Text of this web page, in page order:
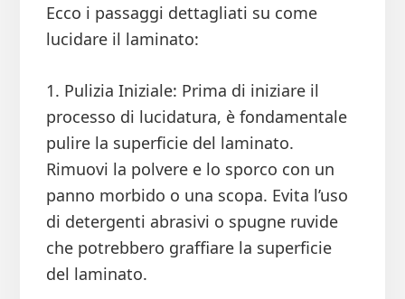
Ecco i passaggi dettagliati su come
lucidare il laminato:
1. Pulizia Iniziale: Prima di iniziare il
processo di lucidatura, è fondamentale
pulire la superficie del laminato.
Rimuovi la polvere e lo sporco con un
panno morbido o una scopa. Evita l’uso
di detergenti abrasivi o spugne ruvide
che potrebbero graffiare la superficie
del laminato.